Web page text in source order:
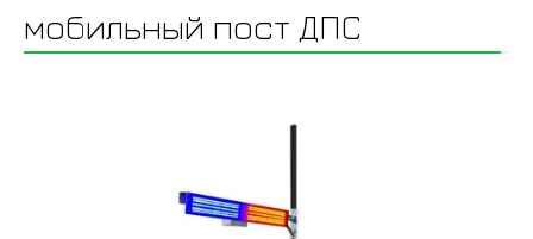
мобильный пост ДПС